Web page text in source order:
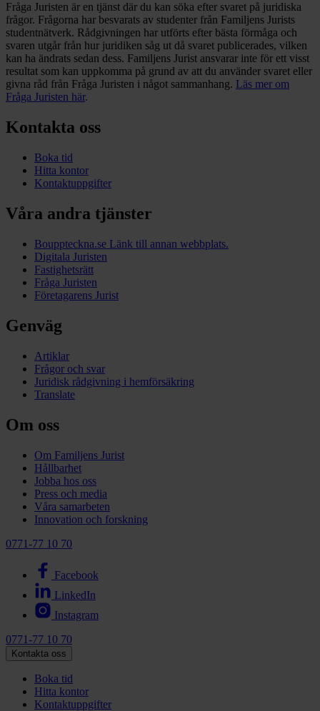
Fråga Juristen är en tjänst där du kan söka efter svaret på juridiska
frågor. Frågorna har besvarats av studenter från Familjens Jurists
studentnätverk. Rådgivningen har utförts efter bästa förmåga och
svaren utgår från hur juridiken såg ut då svaret publicerades, vilken
kan ha ändrats sedan dess. Familjens Jurist ansvarar inte för ett visst
resultat som kan uppkomma på grund av att du använder svaret eller
givna råd från Fråga Juristen i något sammanhang. Läs mer om
Fråga Juristen här.
Kontakta oss
Boka tid
Hitta kontor
Kontaktuppgifter
Våra andra tjänster
Bouppteckna.se Länk till annan webbplats.
Digitala Juristen
Fastighetsrätt
Fråga Juristen
Företagarens Jurist
Genväg
Artiklar
Frågor och svar
Juridisk rådgivning i hemförsäkring
Translate
Om oss
Om Familjens Jurist
Hållbarhet
Jobba hos oss
Press och media
Våra samarbeten
Innovation och forskning
0771-77 10 70
Facebook
LinkedIn
Instagram
0771-77 10 70
Kontakta oss
Boka tid
Hitta kontor
Kontaktuppgifter